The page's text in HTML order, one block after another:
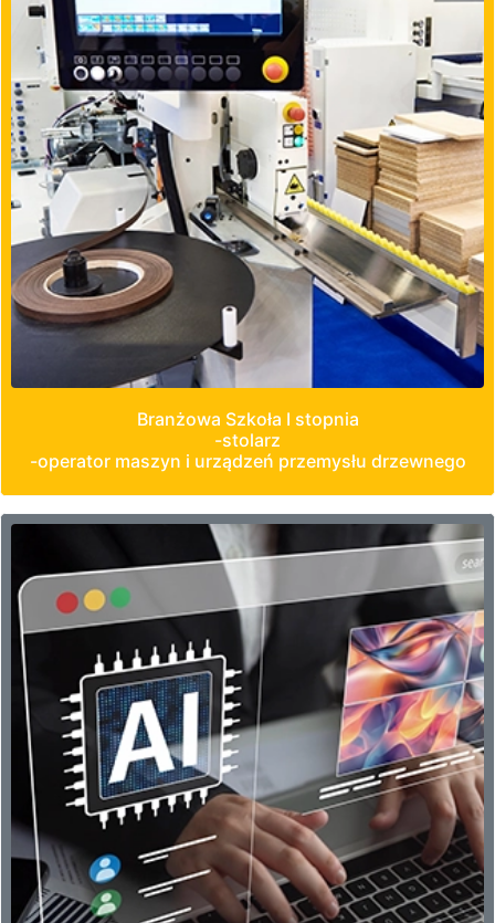
Branżowa Szkoła I stopnia
-stolarz
-operator maszyn i urządzeń przemysłu drzewnego